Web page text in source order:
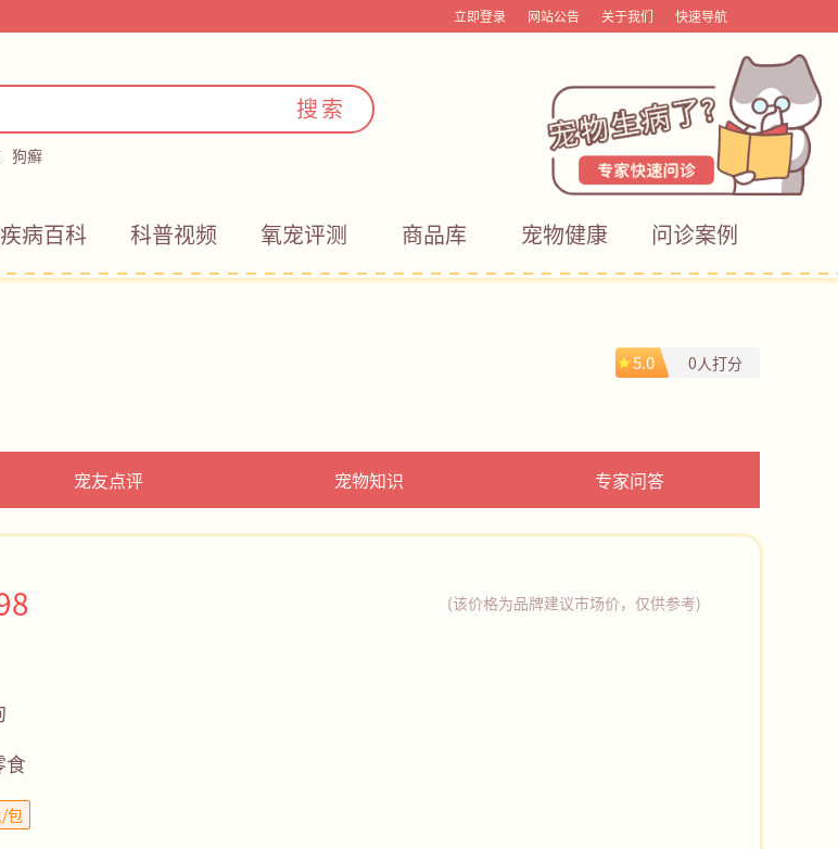
立即登录 网站公告 关于我们 快速导航
搜索
狗癣
疾病百科 科普视频 氧宠评测 商品库 宠物健康 问诊案例
5.0 0人打分
宠友点评 宠物知识 专家问答
(该价格为品牌建议市场价，仅供参考)
食
包